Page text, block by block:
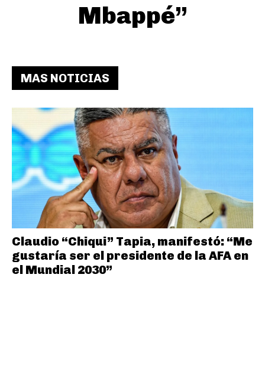
Mbappé”
MAS NOTICIAS
Claudio “Chiqui” Tapia, manifestó: “Me
gustaría ser el presidente de la AFA en
el Mundial 2030”